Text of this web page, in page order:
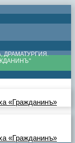
ДРАМАТУРГИЯ.
«Гражданинъ»
«Гражданинъ»